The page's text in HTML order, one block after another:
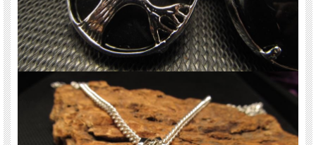
関連キーワード
天然石 パワーストーン 海外直輸入 バイヤー厳選 プレゼント ギフト メンズ レデ
ィース 卸し 卸価格 実店舗 ハンドメイド サイズ直し コムローズ comrose